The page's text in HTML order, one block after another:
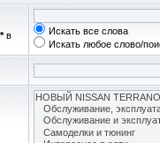
*в
Искать все слова
Искать любое слово/